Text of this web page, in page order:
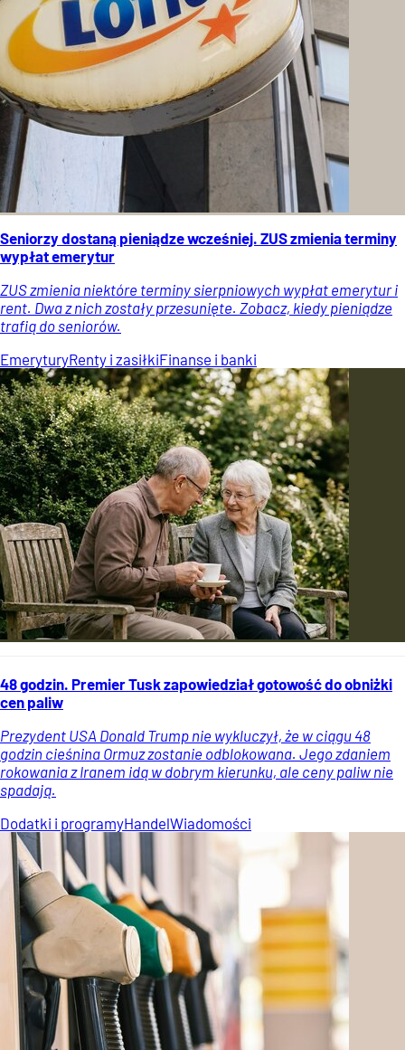
Seniorzy dostaną pieniądze wcześniej. ZUS zmienia terminy
wypłat emerytur
ZUS zmienia niektóre terminy sierpniowych wypłat emerytur i
rent. Dwa z nich zostały przesunięte. Zobacz, kiedy pieniądze
trafią do seniorów.
EmeryturyRenty i zasiłkiFinanse i banki
48 godzin. Premier Tusk zapowiedział gotowość do obniżki
cen paliw
Prezydent USA Donald Trump nie wykluczył, że w ciągu 48
godzin cieśnina Ormuz zostanie odblokowana. Jego zdaniem
rokowania z Iranem idą w dobrym kierunku, ale ceny paliw nie
spadają.
Dodatki i programyHandelWiadomości